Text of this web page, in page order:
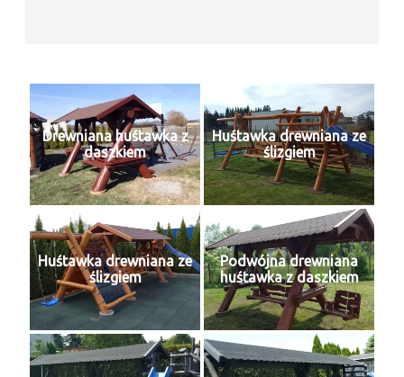
Drewniana huśtawka z
daszkiem
Huśtawka drewniana ze
ślizgiem
Huśtawka drewniana ze
ślizgiem
Podwójna drewniana
huśtawka z daszkiem